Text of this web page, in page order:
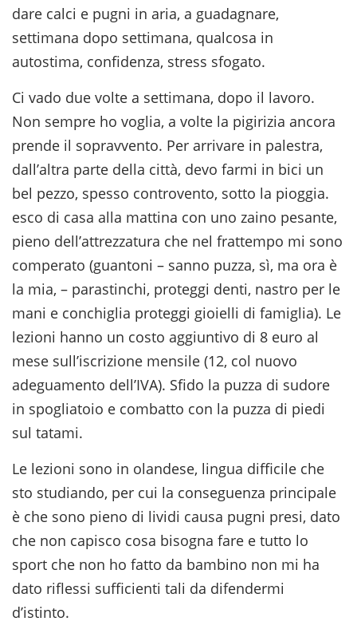
dare calci e pugni in aria, a guadagnare,
settimana dopo settimana, qualcosa in
autostima, confidenza, stress sfogato.
Ci vado due volte a settimana, dopo il lavoro.
Non sempre ho voglia, a volte la pigirizia ancora
prende il sopravvento. Per arrivare in palestra,
dall’altra parte della città, devo farmi in bici un
bel pezzo, spesso controvento, sotto la pioggia.
esco di casa alla mattina con uno zaino pesante,
pieno dell’attrezzatura che nel frattempo mi sono
comperato (guantoni – sanno puzza, sì, ma ora è
la mia, – parastinchi, proteggi denti, nastro per le
mani e conchiglia proteggi gioielli di famiglia). Le
lezioni hanno un costo aggiuntivo di 8 euro al
mese sull’iscrizione mensile (12, col nuovo
adeguamento dell’IVA). Sfido la puzza di sudore
in spogliatoio e combatto con la puzza di piedi
sul tatami.
Le lezioni sono in olandese, lingua difficile che
sto studiando, per cui la conseguenza principale
è che sono pieno di lividi causa pugni presi, dato
che non capisco cosa bisogna fare e tutto lo
sport che non ho fatto da bambino non mi ha
dato riflessi sufficienti tali da difendermi
d’istinto.